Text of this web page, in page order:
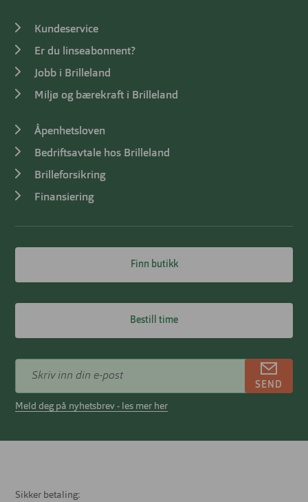
Kundeservice
Er du linseabonnent?
Jobb i Brilleland
Miljø og bærekraft i Brilleland
Åpenhetsloven
Bedriftsavtale hos Brilleland
Brilleforsikring
Finansiering
Finn butikk
Bestill time
SEND
Meld deg på nyhetsbrev - les mer her
Sikker betaling